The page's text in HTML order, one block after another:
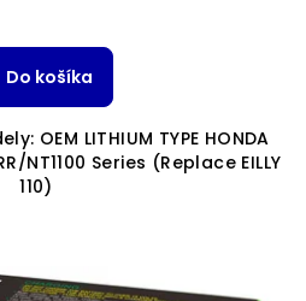
hodnotenie
produktu
z
5
hviezdičiek.
Do košíka
OEM LITHIUM TYPE HONDA
NT1100 Series (Replace EILLY
110)